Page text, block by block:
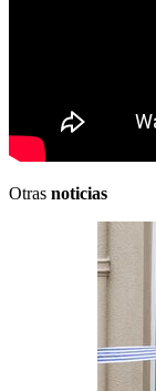
Otras noticias